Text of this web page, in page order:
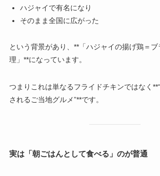
ハジャイで有名になり
そのまま全国に広がった
という背景があり、**「ハジャイの揚げ鶏＝
理」**になっています。
つまりこれは単なるフライドチキンではなく
されるご当地グルメ”**です。
実は「朝ごはんとして食べる」のが普通